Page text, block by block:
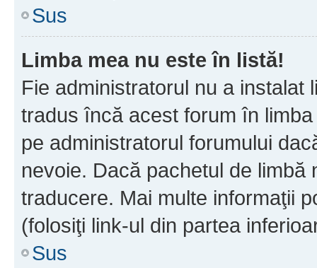
Sus
Limba mea nu este în listă!
Fie administratorul nu a instalat
tradus încă acest forum în
pe administratorul forumului
nevoie. Dacă pachetul de
traducere. Mai multe informaţii
(folosiţi link-ul din partea
Sus